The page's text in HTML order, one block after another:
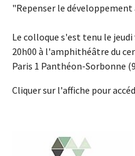
"Repenser le développement
Le colloque s'est tenu le jeudi
20h00 à l'amphithéâtre du
Paris 1 Panthéon-Sorbonne
Cliquer sur l'affiche pour